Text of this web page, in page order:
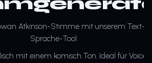
Atkinson-Stimme mit unserem Text-
Sprache-Tool.
mit einem komisch Ton. Ideal für